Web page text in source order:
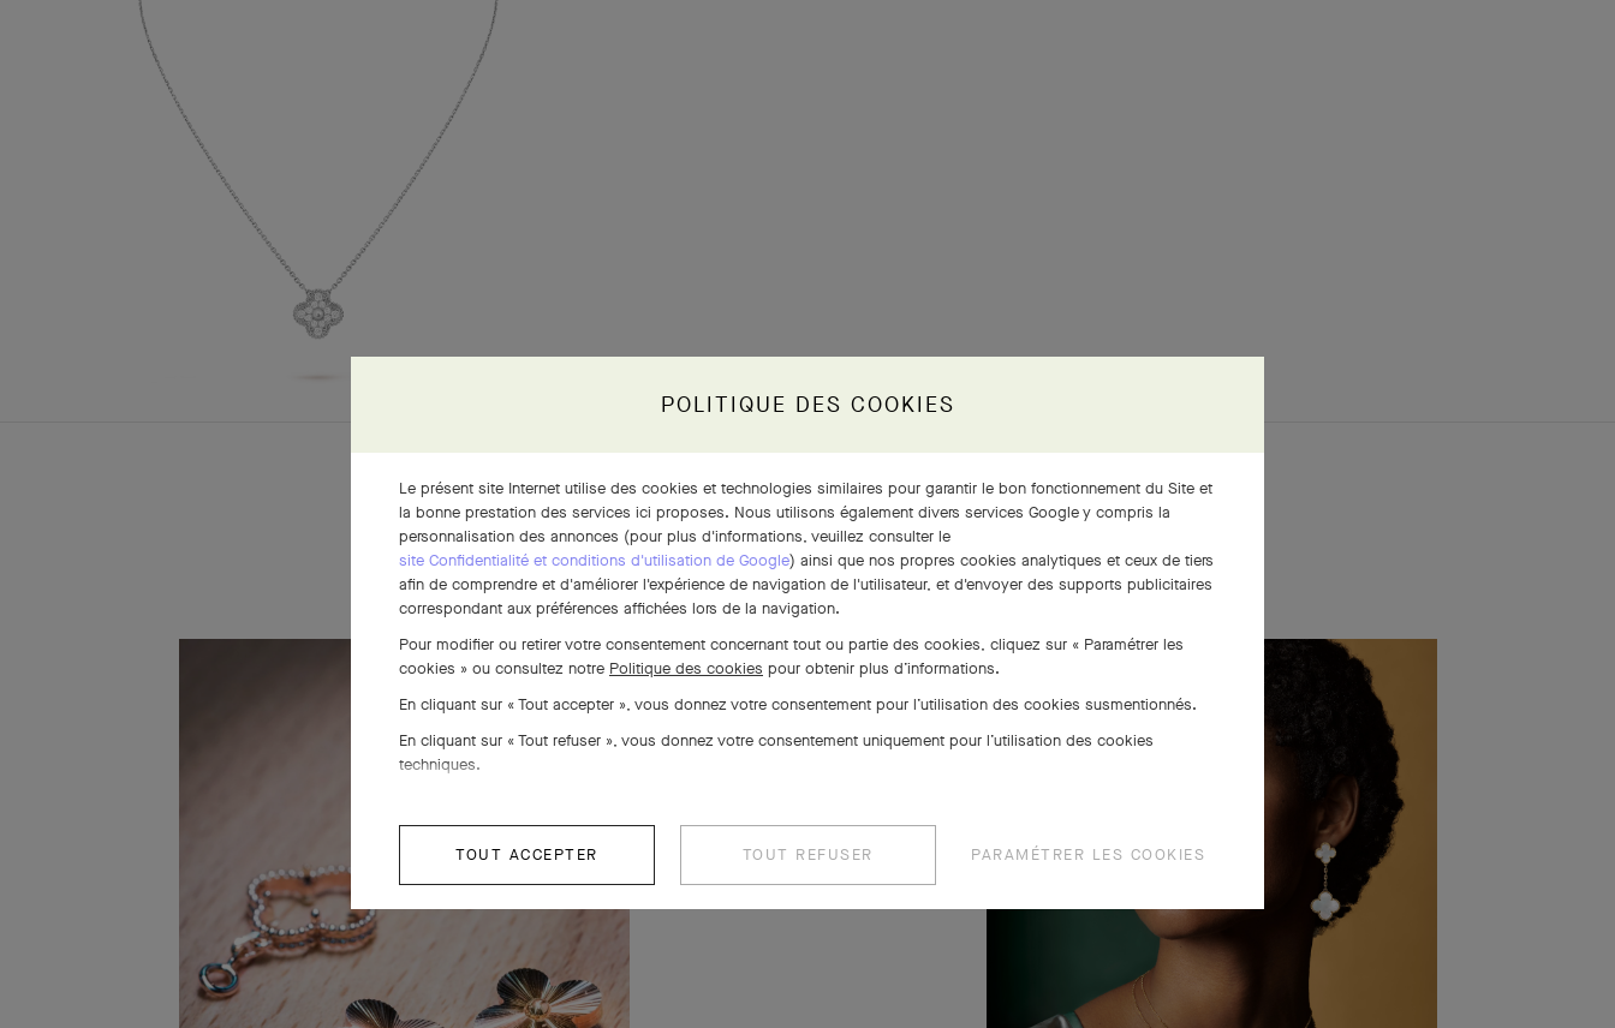
POLITIQUE DES COOKIES
Le présent site Internet utilise des cookies et technologies similaires pour garantir le bon fonctionnement du Site et
la bonne prestation des services ici proposes. Nous utilisons également divers services Google y compris la
personnalisation des annonces (pour plus d'informations, veuillez consulter le
site Confidentialité et conditions d'utilisation de Google) ainsi que nos propres cookies analytiques et ceux de tiers
afin de comprendre et d'améliorer l'expérience de navigation de l'utilisateur, et d'envoyer des supports publicitaires
correspondant aux préférences affichées lors de la navigation.
Pour modifier ou retirer votre consentement concernant tout ou partie des cookies, cliquez sur « Paramétrer les
cookies » ou consultez notre Politique des cookies pour obtenir plus d’informations.
En cliquant sur « Tout accepter », vous donnez votre consentement pour l’utilisation des cookies susmentionnés.
En cliquant sur « Tout refuser », vous donnez votre consentement uniquement pour l’utilisation des cookies
techniques.
TOUT ACCEPTER TOUT REFUSER PARAMÉTRER LES COOKIES